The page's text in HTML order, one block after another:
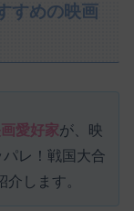
すめの映画
愛好家が、映
レ！戦国大合
します。